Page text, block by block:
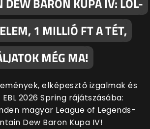
BARON KUPA IV: LOL-
1 MILLIÓ FT A TÉT,
MÉG MA!
elképesztő izgalmak és
2026 Spring rájátszásába:
magyar League of Legends-
Dew Baron Kupa IV!